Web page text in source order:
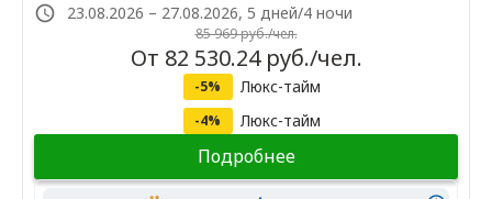
23.08.2026 – 27.08.2026, 5 дней/4 ночи
85 969 руб./чел.
От 82 530.24 руб./чел.
-5% Люкс-тайм
-4% Люкс-тайм
Подробнее